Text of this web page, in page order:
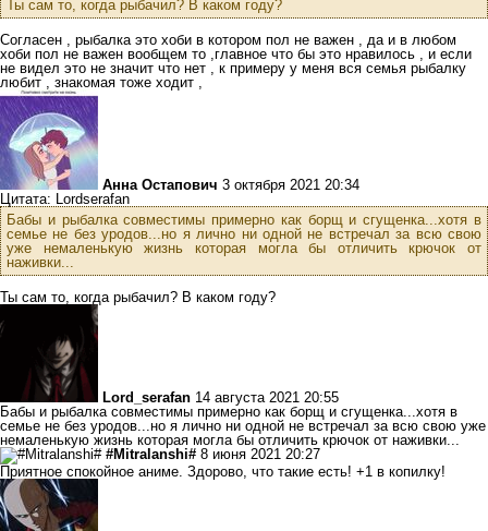
Ты сам то, когда рыбачил? В каком году?
Согласен , рыбалка это хоби в котором пол не важен , да и в любом
хоби пол не важен вообщем то ,главное что бы это нравилось , и если
не видел это не значит что нет , к примеру у меня вся семья рыбалку
любит , знакомая тоже ходит ,
Анна Остапович 3 октября 2021 20:34
Цитата: Lordserafan
Бабы и рыбалка совместимы примерно как борщ и сгущенка...хотя в
семье не без уродов...но я лично ни одной не встречал за всю свою
уже немаленькую жизнь которая могла бы отличить крючок от
наживки...
Ты сам то, когда рыбачил? В каком году?
Lord_serafan 14 августа 2021 20:55
Бабы и рыбалка совместимы примерно как борщ и сгущенка...хотя в
семье не без уродов...но я лично ни одной не встречал за всю свою уже
немаленькую жизнь которая могла бы отличить крючок от наживки...
#Mitralanshi# 8 июня 2021 20:27
Приятное спокойное аниме. Здорово, что такие есть! +1 в копилку!